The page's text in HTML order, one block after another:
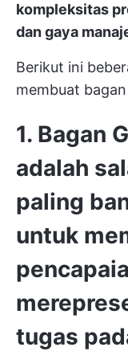
kompleksitas
dan gaya
Berikut ini
membuat
1. Bagan
adalah
paling
untuk
tugas